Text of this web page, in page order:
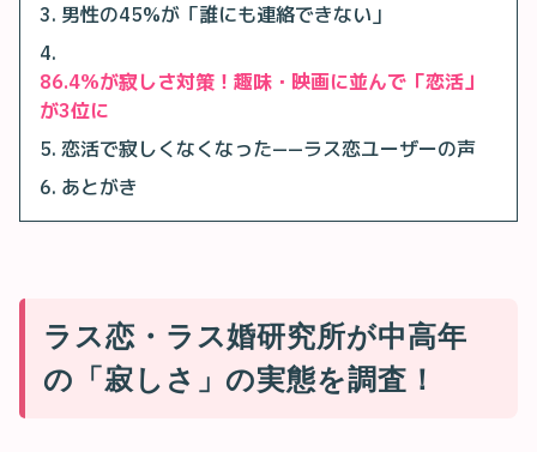
男性の45%が「誰にも連絡できない」
86.4%が寂しさ対策！趣味・映画に並んで「恋活」
が3位に
恋活で寂しくなくなった——ラス恋ユーザーの声
あとがき
ラス恋・ラス婚研究所が中高年
の「寂しさ」の実態を調査！